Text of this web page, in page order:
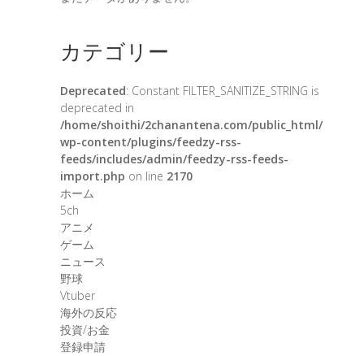
カテゴリー
Deprecated: Constant FILTER_SANITIZE_STRING is
deprecated in
/home/shoithi/2chanantena.com/public_html/
wp-content/plugins/feedzy-rss-
feeds/includes/admin/feedzy-rss-feeds-
import.php on line 2170
ホーム
5ch
アニメ
ゲーム
ニュース
野球
Vtuber
海外の反応
投資/お金
登録申請